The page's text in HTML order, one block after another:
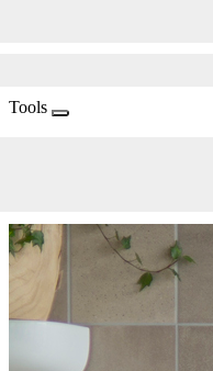
Tools